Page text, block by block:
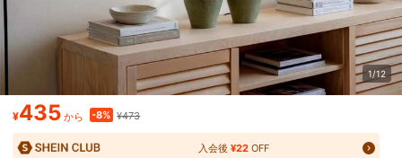
1/12
¥435 から -8% ¥473
入会後¥22 OFF